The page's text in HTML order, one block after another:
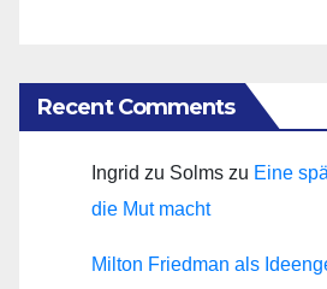
Recent Comments
Ingrid zu Solms zu Eine
die Mut macht
Milton Friedman als